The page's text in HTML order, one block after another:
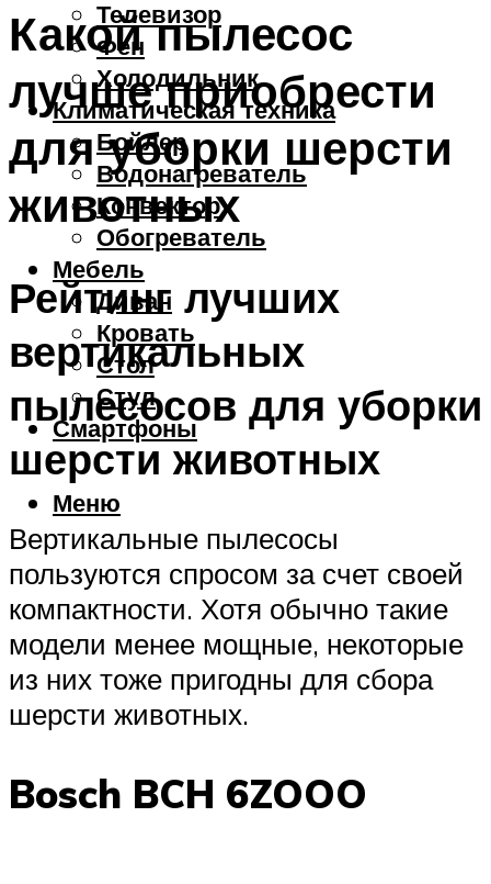
Телевизор
Фен
Холодильник
Климатическая техника
Бойлер
Водонагреватель
Конвектор
Обогреватель
Мебель
Диван
Кровать
Стол
Стул
Смартфоны
Меню
Какой пылесос
лучше приобрести
для уборки шерсти
животных
Рейтинг лучших
вертикальных
пылесосов для уборки
шерсти животных
Вертикальные пылесосы
пользуются спросом за счет своей
компактности. Хотя обычно такие
модели менее мощные, некоторые
из них тоже пригодны для сбора
шерсти животных.
Bosch BCH 6ZOOO